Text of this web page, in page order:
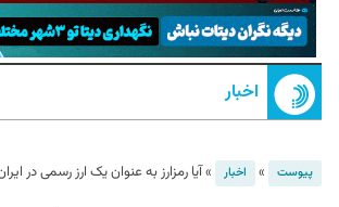
اخبار
پیوست » اخبار »آیا رمزارز به عنوان یک ارز رسمی در